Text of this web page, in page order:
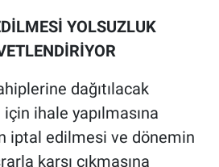
YOLSUZLUK
dağıtılacak
ihale yapılmasına
iptal edilmesi ve dönemin
karşı çıkmasına